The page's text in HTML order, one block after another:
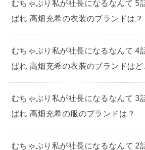
むちゃぶり私が社長になるなんて 5
ばれ 高畑充希の衣装のブランドは？
むちゃぶり私が社長になるなんて 4
ばれ 高畑充希の衣装のブランドはど
むちゃぶり私が社長になるなんて 3
ばれ 高畑充希の服のブランドは？
むちゃぶり私が社長になるなんて 2